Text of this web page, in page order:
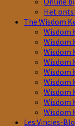
Het
The Wisdom
Wisdom
Wisdom
Wisdom
Wisdom
Wisdom
Wisdom
Wisdom
Wisdom
Wisdom
Les Vincies-